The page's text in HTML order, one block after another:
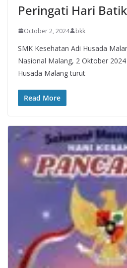
Peringati Hari
October 2, 2024 bkk
SMK Kesehatan Adi Husada
Nasional Malang, 2 Oktober
Husada Malang turut
Read More